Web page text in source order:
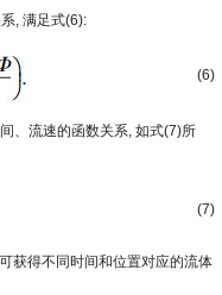
, 满足式(6):
(6)
、流速的函数关系, 如式(7)所
(7)
获得不同时间和位置对应的流体